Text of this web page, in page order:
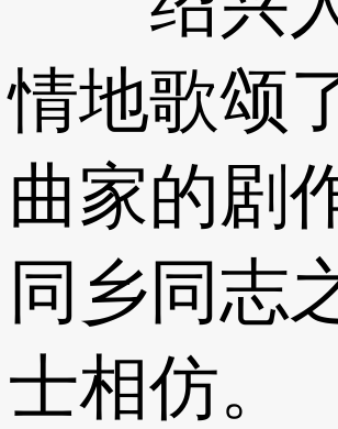
情地歌颂
曲家的剧
同乡同志
士相仿。